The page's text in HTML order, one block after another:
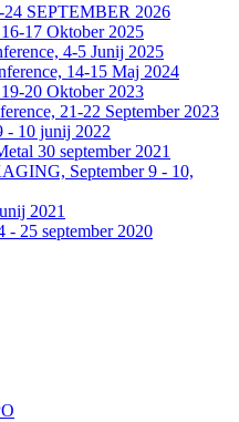
SEPTEMBER 2026
17 Oktober 2025
4-5 Junij 2025
14-15 Maj 2024
20 Oktober 2023
21-22 September 2023
- 10 junij 2022
30 september 2021
September 9 - 10,
2021
25 september 2020